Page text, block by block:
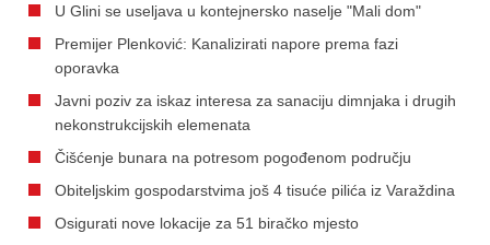
U Glini se useljava u kontejnersko naselje "Mali dom"
Premijer Plenković: Kanalizirati napore prema fazi
oporavka
Javni poziv za iskaz interesa za sanaciju dimnjaka i drugih
nekonstrukcijskih elemenata
Čišćenje bunara na potresom pogođenom području
Obiteljskim gospodarstvima još 4 tisuće pilića iz Varaždina
Osigurati nove lokacije za 51 biračko mjesto